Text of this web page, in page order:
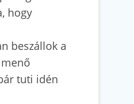
hogy
beszállok a
tuti idén